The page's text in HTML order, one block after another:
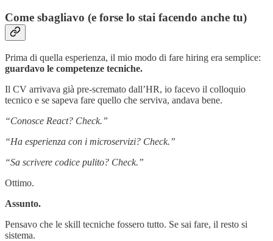
Come sbagliavo (e forse lo stai facendo anche tu)
Prima di quella esperienza, il mio modo di fare hiring era semplice:
guardavo le competenze tecniche.
Il CV arrivava già pre-scremato dall’HR, io facevo il colloquio
tecnico e se sapeva fare quello che serviva, andava bene.
“Conosce React? Check.”
“Ha esperienza con i microservizi? Check.”
“Sa scrivere codice pulito? Check.”
Ottimo.
Assunto.
Pensavo che le skill tecniche fossero tutto. Se sai fare, il resto si
sistema.